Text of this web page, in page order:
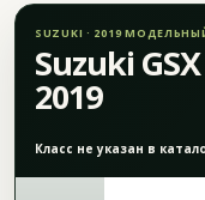
SUZUKI · 2019
Suzuki
2019
Класс не указан в